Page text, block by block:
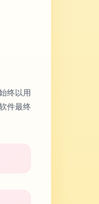
终以用
件最终